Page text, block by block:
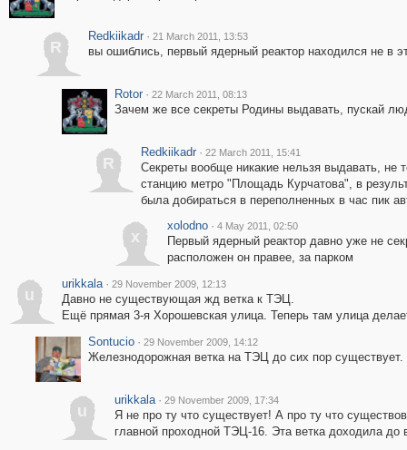
R
Redkiikadr · 21 March 2011, 13:53
вы ошиблись, первый ядерный реактор находился не в
Rotor · 22 March 2011, 08:13
Зачем же все секреты Родины выдавать, пускай
R
Redkiikadr · 22 March 2011, 15:41
Секреты вообще никакие нельзя выдавать, не
станцию метро "Площадь Курчатова", в
была добираться в переполненных в час пик
x
xolodno · 4 May 2011, 02:50
Первый ядерный реактор давно уже не
расположен он правее, за парком
u
urikkala · 29 November 2009, 12:13
Давно не существующая жд ветка к ТЭЦ.
Ещё прямая 3-я Хорошевская улица. Теперь там улица
Sontucio · 29 November 2009, 14:12
Железнодорожная ветка на ТЭЦ до сих пор существует.
u
urikkala · 29 November 2009, 17:34
Я не про ту что существует! А про ту что
главной проходной ТЭЦ-16. Эта ветка доходила